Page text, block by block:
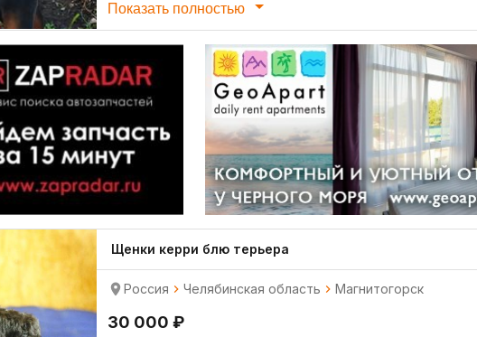
Показать полностью
Щенки керри блю терьера
Россия Челябинская область Магнитогорск
30 000 ₽